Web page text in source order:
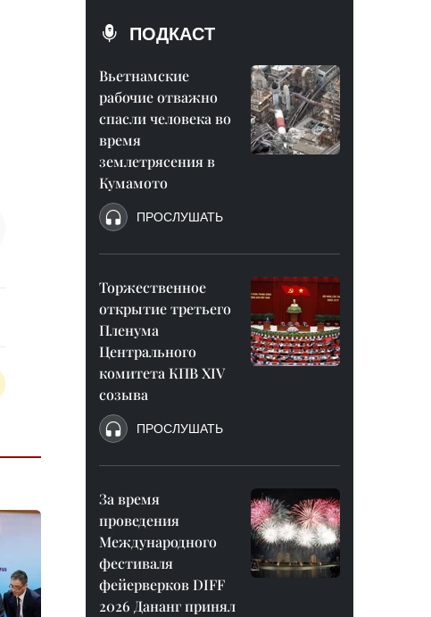
ПОДКАСТ
Вьетнамские
рабочие отважно
спасли человека во
время
землетрясения в
Кумамото
ПРОСЛУШАТЬ
Торжественное
открытие третьего
Пленума
Центрального
комитета КПВ XIV
созыва
ПРОСЛУШАТЬ
За время
проведения
Международного
фестиваля
фейерверков DIFF
2026 Дананг принял